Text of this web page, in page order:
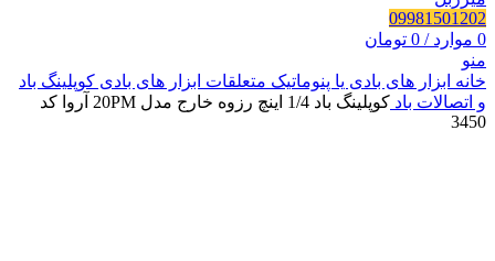
09981501202
0 موارد /
0 تومان
منو
خانه ابزار های بادی یا پنوماتیک متعلقات ابزار های بادی کوپلینگ باد
و اتصالات باد
کوپلینگ باد 1/4 اینچ رزوه خارج مدل 20PM آروا کد
3450